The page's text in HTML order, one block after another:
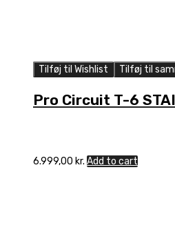
Tilføj til Wishlist Tilføj til
Pro Circuit T-6
6.999,00 kr. Add to cart